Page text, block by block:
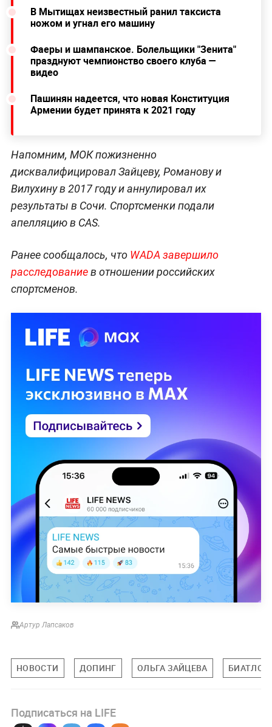
В Мытищах неизвестный ранил таксиста
ножом и угнал его машину
Фаеры и шампанское. Болельщики "Зенита"
празднуют чемпионство своего клуба —
видео
Пашинян надеется, что новая Конституция
Армении будет принята к 2021 году
Напомним, МОК пожизненно
дисквалифицировал Зайцеву, Романову и
Вилухину в 2017 году и аннулировал их
результаты в Сочи. Спортсменки подали
апелляцию в CAS.
Ранее сообщалось, что WADA завершило
расследованиев отношении российских
спортсменов.
Артур Лапсаков
НОВОСТИ ДОПИНГ ОЛЬГА ЗАЙЦЕВА БИАТЛОН
Подписаться на LIFE